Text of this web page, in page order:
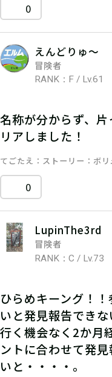
0
えんどりゅ〜
冒険者
RANK：F / Lv.61
名称が分からず、
リアしました！
てごたえ ストーリー ボリ
0
LupinThe3rd
冒険者
RANK：C / Lv.73
ひらめキーング！
いと発見報告でき
行く機会なく2か月
ントに合わせて発
いと・・・・。